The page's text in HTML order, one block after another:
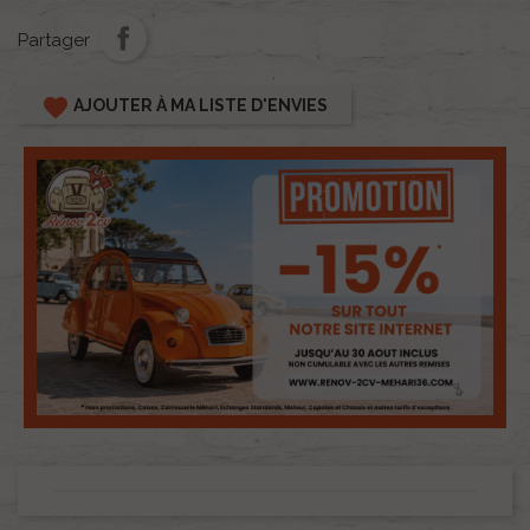
Partager
favorite AJOUTER À MA LISTE D'ENVIES